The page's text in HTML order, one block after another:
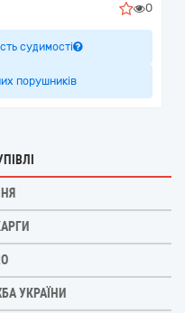
0
судимості
порушників
УКРАЇНИ